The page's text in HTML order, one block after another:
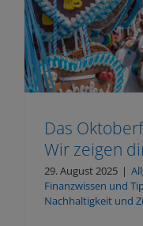
Das
Wir zeigen
29. August 2025 |
Finanzwissen und
Nachhaltigkeit und